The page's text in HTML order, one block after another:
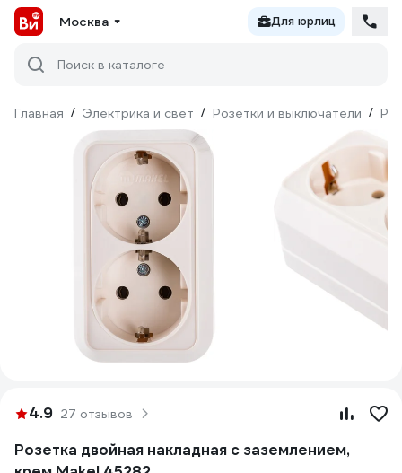
Москва Для юрлиц
Поиск в каталоге
Главная / Электрика и свет / Розетки и выключатели /
4.9 27 отзывов
Розетка двойная накладная с заземлением,